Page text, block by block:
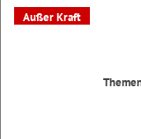
Außer Kraft